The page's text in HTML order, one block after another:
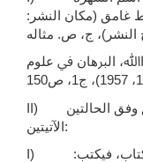
غامق (ﻣﻜﺎﻥ ﺍﻟﻨﺸﺮ:
ﺍﷲ، ﺍﻟﱪﻫﺎﻥ ﰲ ﻋﻠﻮﻡ
II) عند تكرار ذكر الكتاب يكون التوثيق وفق الحالتين
الآتيتين:
I) إذا ورد مباشرة دون أن يفصل بينهما كتاب، فيكتب: